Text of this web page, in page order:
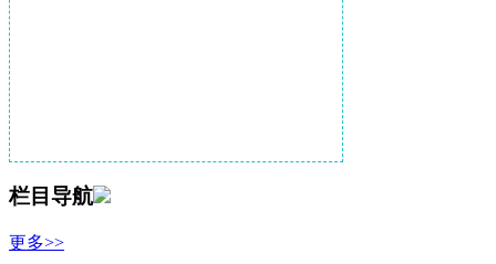
栏目导航
更多>>